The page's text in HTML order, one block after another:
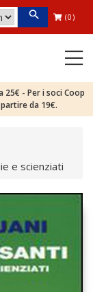
(0)
- Per i soci Coop
da 19€.
e scienziati